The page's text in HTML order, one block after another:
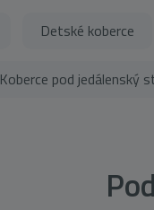
Detské koberce
Koberce pod jedálenský